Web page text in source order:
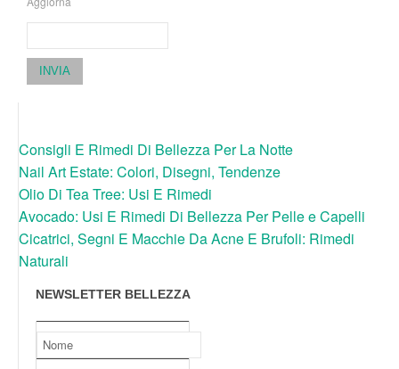
INVIA
Consigli E Rimedi Di Bellezza Per La Notte
Nail Art Estate: Colori, Disegni, Tendenze
Olio Di Tea Tree: Usi E Rimedi
Avocado: Usi E Rimedi Di Bellezza Per Pelle e Capelli
Cicatrici, Segni E Macchie Da Acne E Brufoli: Rimedi
Naturali
NEWSLETTER BELLEZZA